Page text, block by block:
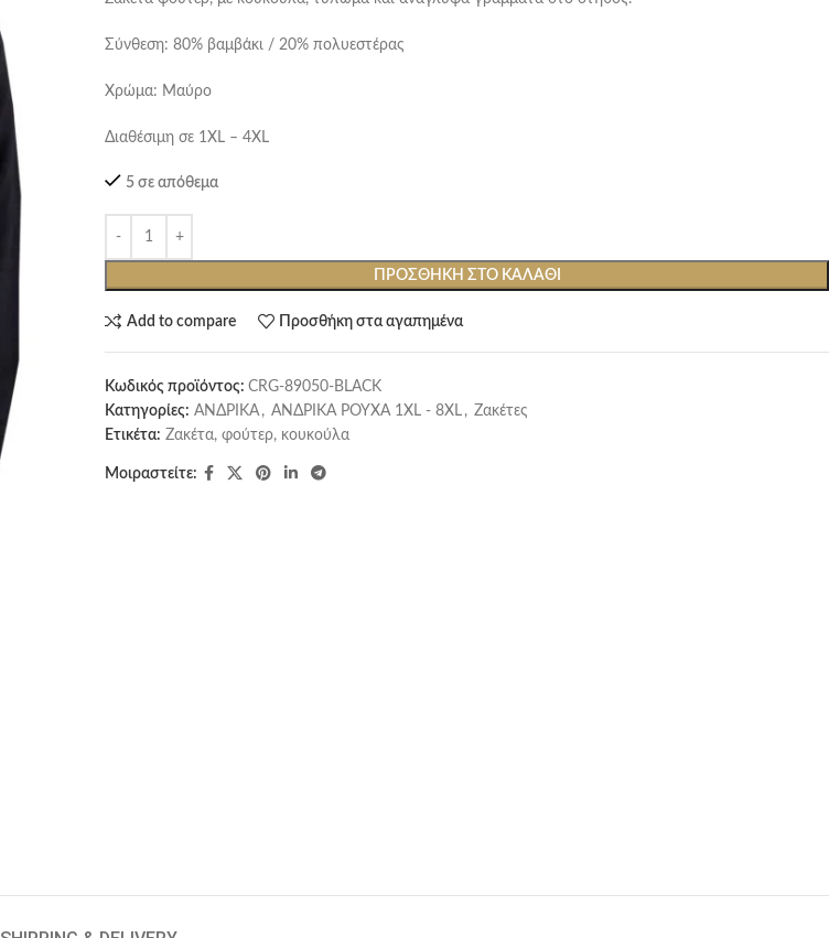
Σύνθεση: 80% βαμβάκι / 20% πολυεστέρας
Χρώμα: Μαύρο
Διαθέσιμη σε 1XL – 4XL
5 σε απόθεμα
ΠΡΟΣΘΉΚΗ ΣΤΟ ΚΑΛΆΘΙ
Add to compare Προσθήκη στα αγαπημένα
Κωδικός προϊόντος: CRG-89050-BLACK
Κατηγορίες: ΑΝΔΡΙΚΑ , ΑΝΔΡΙΚΑ ΡΟΥΧΑ 1XL - 8XL , Ζακέτες
Ετικέτα: Ζακέτα, φούτερ, κουκούλα
Μοιραστείτε: